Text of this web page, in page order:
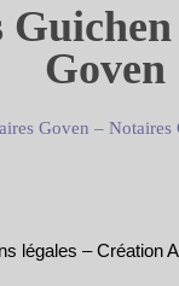
Goven
Goven – Notaires
légales –Création